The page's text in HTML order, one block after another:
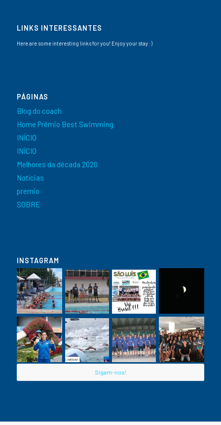
LINKS INTERESSANTES
Here are some interesting links for you! Enjoy your stay :)
PÁGINAS
Blog do coach
Home Prêmio Best Swimming
INÍCIO
INÍCIO
Melhores da década 2020
Notícias
premio
SOBRE
INSTAGRAM
Sigam-nos!